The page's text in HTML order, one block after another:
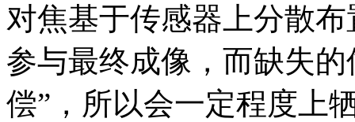
对焦基于传感器上分散
参与最终成像，而缺失
偿”，所以会一定程度上